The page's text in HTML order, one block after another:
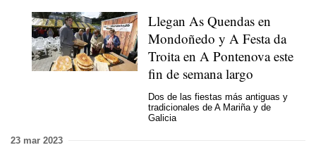
Llegan As Quendas en
Mondoñedo y A Festa da
Troita en A Pontenova este
fin de semana largo
Dos de las fiestas más antiguas y
tradicionales de A Mariña y de
Galicia
23 mar 2023